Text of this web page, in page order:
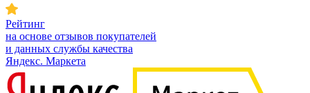
Рейтинг
на основе отзывов покупателей
и данных службы качества
Яндекс. Маркета